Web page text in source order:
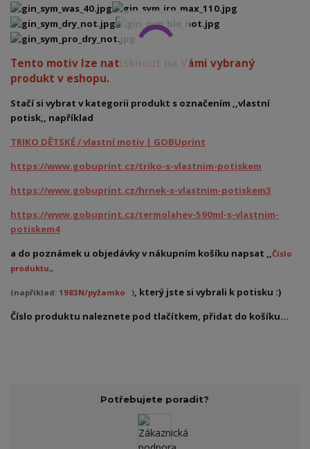
Tento motiv lze natisknout na Vámi vybraný
produkt v eshopu.
Stačí si vybrat v kategorii produkt s označením ,,vlastní
potisk,, například
TRIKO DĚTSKÉ / vlastní motiv | GOBUprint
https://www.gobuprint.cz/triko-s-vlastnim-potiskem
https://www.gobuprint.cz/hrnek-s-vlastnim-potiskem3
https://www.gobuprint.cz/termolahev-590ml-s-vlastnim-
potiskem4
a do poznámek u objedávky v nákupním košíku napsat ,,Číslo
produktu,,
(například: 1983N/pyžamko ), který jste si vybrali k potisku :)
Číslo produktu naleznete pod tlačítkem, přidat do košíku...
Potřebujete poradit?